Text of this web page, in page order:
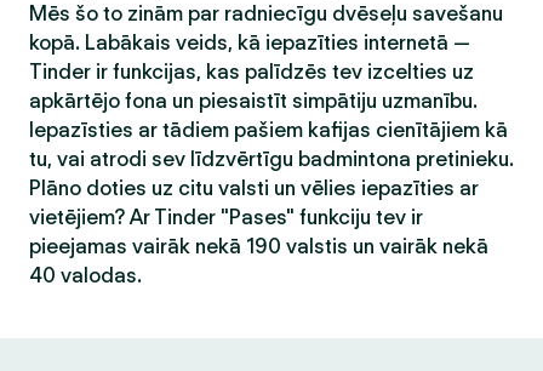
Mēs šo to zinām par radniecīgu dvēseļu savešanu
kopā. Labākais veids, kā iepazīties internetā —
Tinder ir funkcijas, kas palīdzēs tev izcelties uz
apkārtējo fona un piesaistīt simpātiju uzmanību.
Iepazīsties ar tādiem pašiem kafijas cienītājiem kā
tu, vai atrodi sev līdzvērtīgu badmintona pretinieku.
Plāno doties uz citu valsti un vēlies iepazīties ar
vietējiem? Ar Tinder "Pases" funkciju tev ir
pieejamas vairāk nekā 190 valstis un vairāk nekā
40 valodas.